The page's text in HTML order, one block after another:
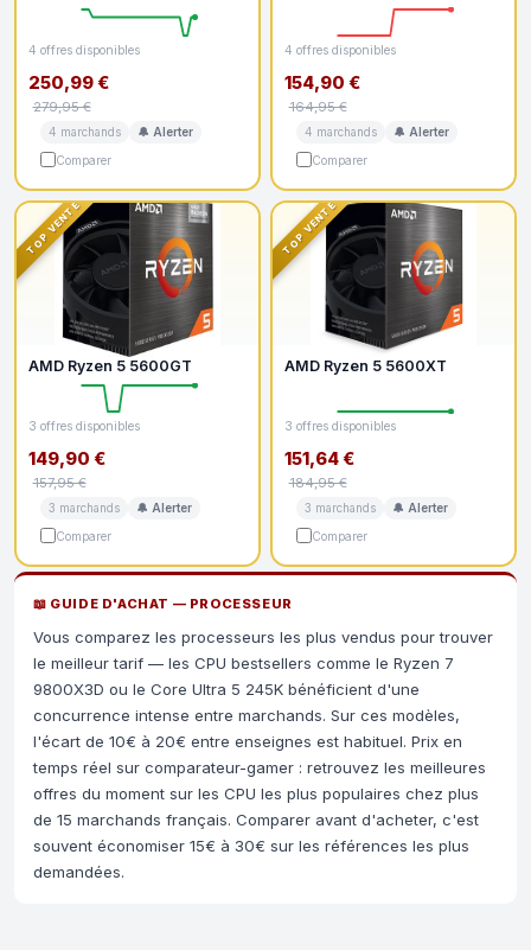
4 offres disponibles
250,99 €
279,95 €
4 marchands
🔔 Alerter
Comparer
4 offres disponibles
154,90 €
164,95 €
4 marchands
🔔 Alerter
Comparer
TOP VENTE
AMD Ryzen 5 5600GT
3 offres disponibles
149,90 €
157,95 €
3 marchands
🔔 Alerter
Comparer
TOP VENTE
AMD Ryzen 5 5600XT
3 offres disponibles
151,64 €
184,95 €
3 marchands
🔔 Alerter
Comparer
📖 GUIDE D'ACHAT — PROCESSEUR
Vous comparez les processeurs les plus vendus pour trouver
le meilleur tarif — les CPU bestsellers comme le Ryzen 7
9800X3D ou le Core Ultra 5 245K bénéficient d'une
concurrence intense entre marchands. Sur ces modèles,
l'écart de 10€ à 20€ entre enseignes est habituel. Prix en
temps réel sur comparateur-gamer : retrouvez les meilleures
offres du moment sur les CPU les plus populaires chez plus
de 15 marchands français. Comparer avant d'acheter, c'est
souvent économiser 15€ à 30€ sur les références les plus
demandées.